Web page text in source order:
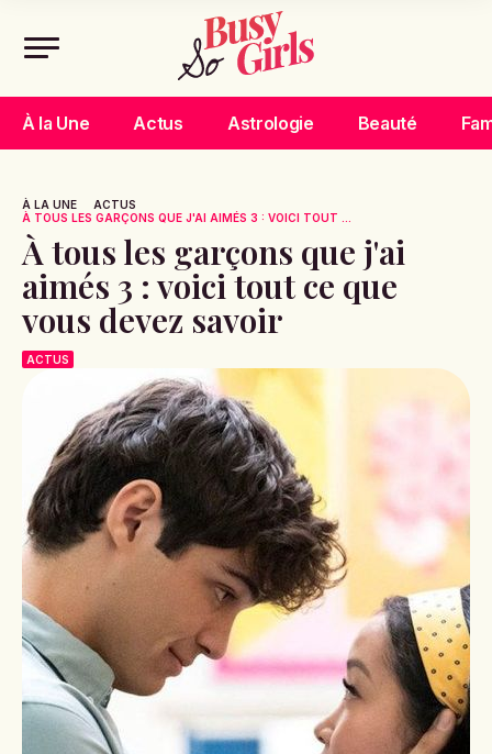
À la Une Actus Astrologie Beauté
À LA UNE
ACTUS
À TOUS LES GARÇONS QUE J'AI AIMÉS 3 : VOICI TOUT ...
À tous les garçons que j'ai
aimés 3 : voici tout ce que
vous devez savoir
ACTUS